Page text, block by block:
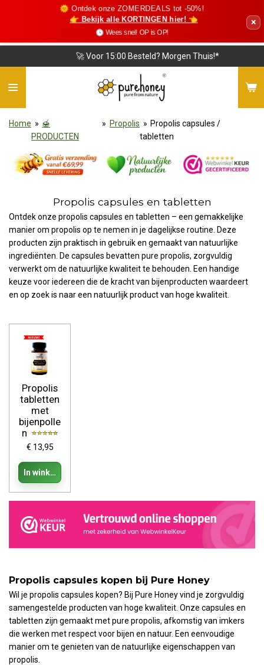
🌞 Ontdek onze ZOMERDEALS tot -50%!
👉 Bekijk alle KORTINGEN hier! 👈
🕓 Wees snel! OP is OP!
×
🚀 Voor 15:00 Besteld? Morgen Thuis!*
Home » 🍯
PRODUCTEN
» Propolis » Propolis capsules /
tabletten
Propolis capsules en tabletten
Ontdek onze propolis capsules en tabletten – een gemakkelijke
manier om propolis op te nemen in je dagelijkse routine. Deze
producten zijn praktisch in gebruik en gemaakt van natuurlijke
ingrediënten. De capsules bevatten pure propolis, zorgvuldig
verwerkt om de natuurlijke kwaliteit te behouden. Een handige
keuze voor iedereen die de kracht van bijenproducten waardeert
en op zoek is naar een natuurlijk product van hoge kwaliteit.
Propolis
tabletten
met
bijenpolle
n
€ 13,95
In winkelwagen
Propolis capsules kopen bij Pure Honey
Wil je propolis capsules kopen? Bij Pure Honey vind je zorgvuldig
samengestelde producten van hoge kwaliteit. Onze capsules en
tabletten zijn gemaakt met pure propolis, afkomstig van imkers
die werken met respect voor bijen en natuur. Een eenvoudige
manier om te genieten van de natuurlijke eigenschappen van
propolis.